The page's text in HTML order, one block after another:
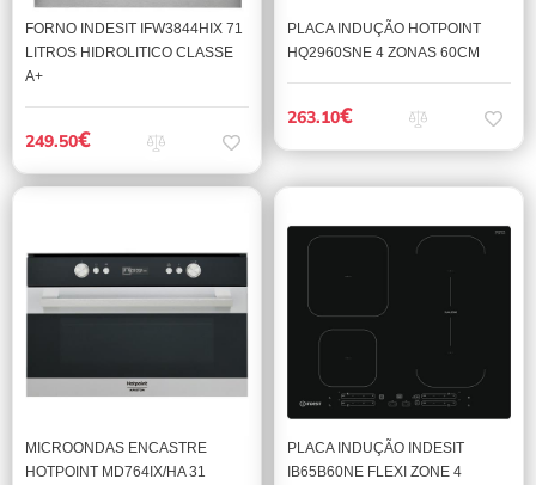
FORNO INDESIT IFW3844HIX 71
LITROS HIDROLITICO CLASSE
A+
249.50€
PLACA INDUÇÃO HOTPOINT
HQ2960SNE 4 ZONAS 60CM
263.10€
MICROONDAS ENCASTRE
HOTPOINT MD764IX/HA 31
PLACA INDUÇÃO INDESIT
IB65B60NE FLEXI ZONE 4